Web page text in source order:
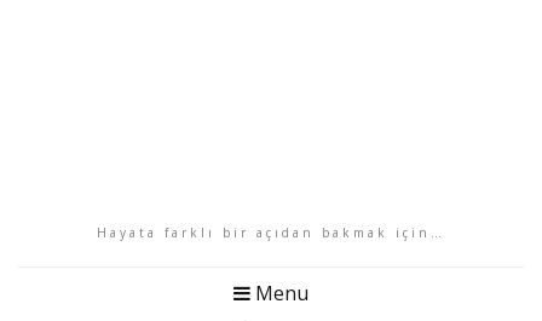
Hayata farklı bir açıdan bakmak için…
Menu